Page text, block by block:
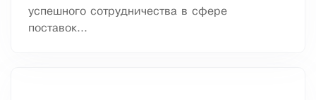
успешного сотрудничества в сфере
поставок...